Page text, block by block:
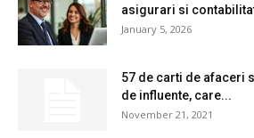
asigurari si
January 5, 2026
57 de carti de afaceri
de influente, care...
November 21, 2021